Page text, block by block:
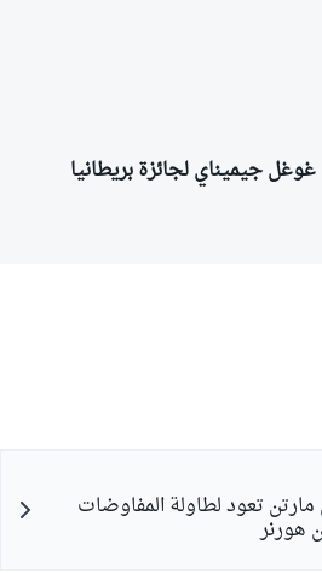
جيميناي لجائزة بريطانيا
مارتن تعود لطاولة المفاوضات
هورنر